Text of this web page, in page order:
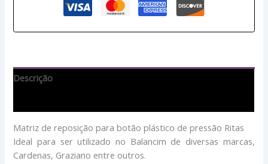
Descrição
Matriz de reposição para botão plástico de pressão Ritas
Ideal para ser utilizado no Balancim de diversas marcas,
Cardenas, Graziano entre outros.